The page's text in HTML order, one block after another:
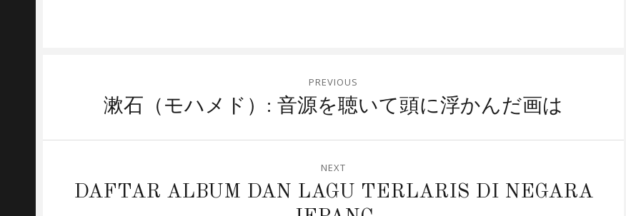
navigation
PREVIOUS
漱石（モハメド）: 音源を聴いて頭に浮かんだ画は
NEXT
DAFTAR ALBUM DAN LAGU TERLARIS DI NEGARA